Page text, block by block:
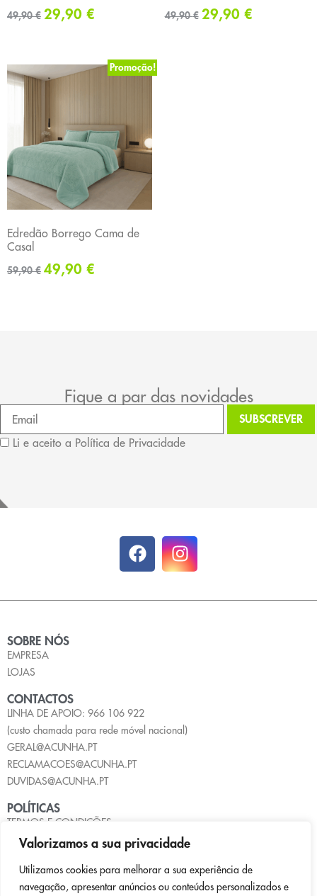
Valorizamos a sua privacidade
Utilizamos cookies para melhorar a sua experiência de
navegação, apresentar anúncios ou conteúdos personalizados e
49,90€ 29,90 € 49,90€ 29,90 €
Promoção!
Edredão Borrego Cama de
Casal
59,90€ 49,90 €
Fique a par das novidades
Li e aceito a Política de Privacidade
SOBRE NÓS
EMPRESA
LOJAS
CONTACTOS
LINHA DE APOIO: 966 106 922
(custo chamada para rede móvel nacional)
GERAL@ACUNHA.PT
RECLAMACOES@ACUNHA.PT
DUVIDAS@ACUNHA.PT
POLÍTICAS
TERMOS E CONDIÇÕES
POLÍTICA DE PRIVACIDADE
LIVRO DE RECLAMAÇÕES